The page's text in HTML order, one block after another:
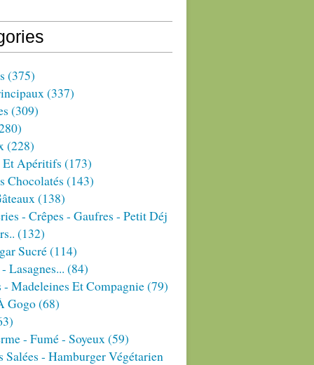
(375)
(337)
(309)
(228)
Et Apéritifs (173)
Chocolatés (143)
(138)
- Crêpes - Gaufres - Petit Déj
(132)
Sucré(114)
Lasagnes... (84)
Madeleines Et Compagnie(79)
Gogo(68)
- Fumé - Soyeux(59)
Salées - Hamburger Végétarien